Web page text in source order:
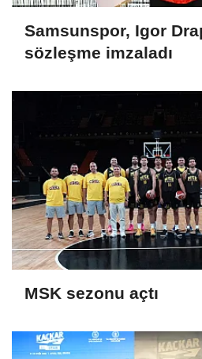
Samsunspor, Igor
sözleşme imzaladı
MSK sezonu açtı